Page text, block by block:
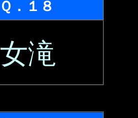
Ｑ．１８
女滝